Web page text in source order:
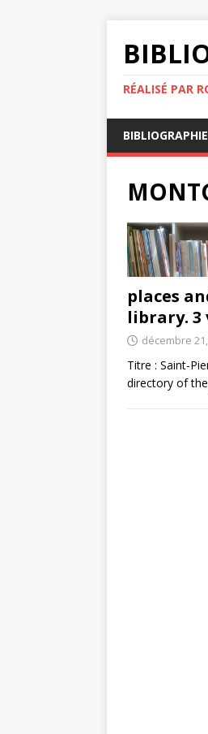
RÉALISÉ PAR
BIBLIOGRAPHIE
places
library. 3
décembre
Titre : Saint-
directory of